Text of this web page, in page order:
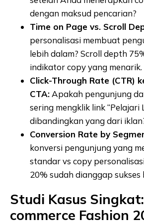
dengan maksud pencarian?
Time on Page vs. Scroll
personalisasi membuat
lebih dalam? Scroll depth
indikator copy yang menarik.
Click-Through Rate (CTR)
CTA: Apakah pengunjung
sering mengklik link “Pelajari
dibandingkan yang dari
Conversion Rate by
konversi pengunjung yang
standar vs copy
20% sudah dianggap sukses
Studi Kasus
commerce Fashion